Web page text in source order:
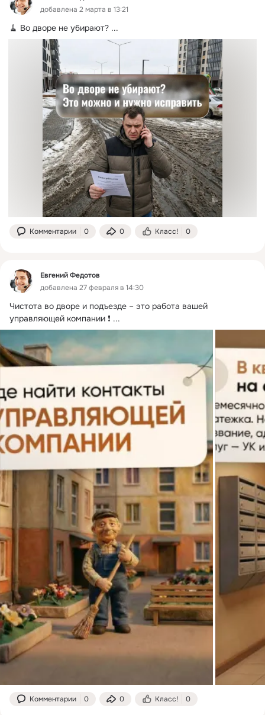
добавлена 2 марта в 13:21
🧹 Во дворе не убирают? ...
Комментарии 0 0 Класс! 0
Евгений Федотов
добавлена 27 февраля в 14:30
Чистота во дворе и подъезде – это работа вашей
управляющей компании ❗️ ...
Комментарии 0 0 Класс! 0